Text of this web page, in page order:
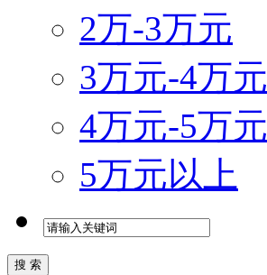
2万-3万元
3万元-4万元
4万元-5万元
5万元以上